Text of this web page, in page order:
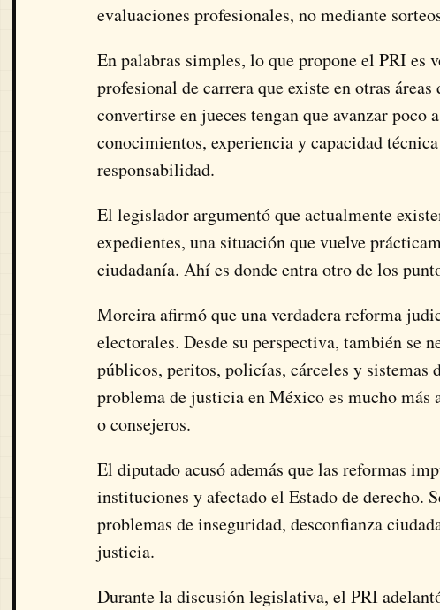
evaluaciones profesionales, no mediante
En palabras simples, lo que propone el PRI es
profesional de carrera que existe en otras
convertirse en jueces tengan que avanzar
conocimientos, experiencia y capacidad
responsabilidad.
El legislador argumentó que actualmente
expedientes, una situación que vuelve
ciudadanía. Ahí es donde entra otro de los
Moreira afirmó que una verdadera reforma
electorales. Desde su perspectiva, también se
públicos, peritos, policías, cárceles y sistemas
problema de justicia en México es mucho
o consejeros.
El diputado acusó además que las reformas
instituciones y afectado el Estado de derecho.
problemas de inseguridad, desconfianza
justicia.
Durante la discusión legislativa, el PRI